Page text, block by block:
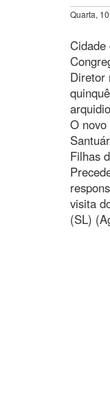
Quarta,
Cidade
Diretor
O
Filhas
visita
(SL)